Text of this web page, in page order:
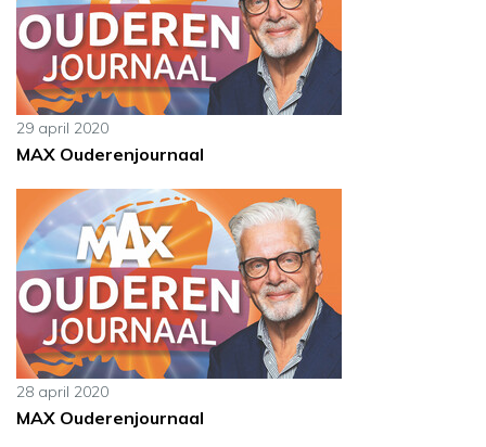
29 april 2020
MAX Ouderenjournaal
28 april 2020
MAX Ouderenjournaal